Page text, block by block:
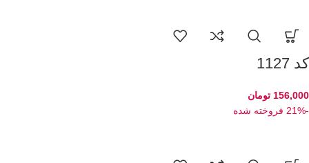
کد 1127
156,000 تومان
-21%
فروخته شده